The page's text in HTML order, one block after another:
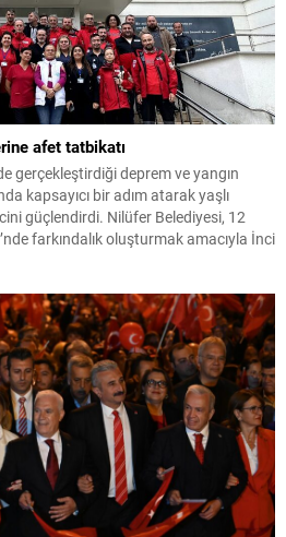
afet tatbikatı
gerçekleştirdiği deprem ve yangın
kapsayıcı bir adım atarak yaşlı
güçlendirdi. Nilüfer Belediyesi, 12
farkındalık oluşturmak amacıyla İnci
katılımıyla gerçekleştirilen tatbikat,